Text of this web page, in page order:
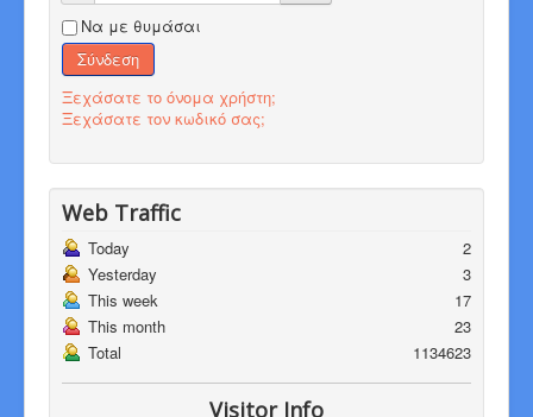
Να με θυμάσαι
Σύνδεση
Ξεχάσατε το όνομα χρήστη;
Ξεχάσατε τον κωδικό σας;
Web Traffic
Today
2
Yesterday
3
This week
17
This month
23
Total
1134623
Visitor Info